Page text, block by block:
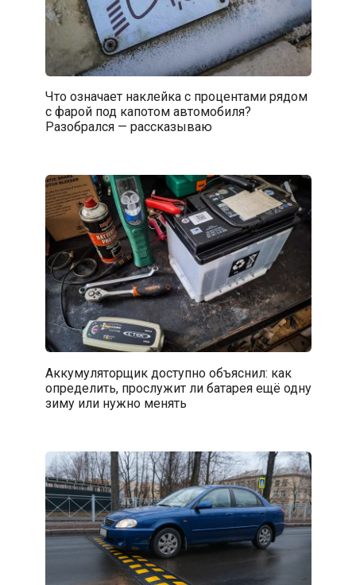
Что означает наклейка с процентами рядом
с фарой под капотом автомобиля?
Разобрался — рассказываю
Аккумуляторщик доступно объяснил: как
определить, прослужит ли батарея ещё одну
зиму или нужно менять